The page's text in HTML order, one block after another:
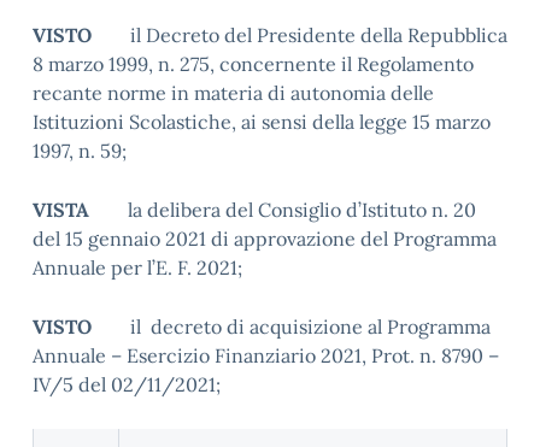
VISTO il Decreto del Presidente della Repubblica
8 marzo 1999, n. 275, concernente il Regolamento
recante norme in materia di autonomia delle
Istituzioni Scolastiche, ai sensi della legge 15 marzo
1997, n. 59;
VISTA la delibera del Consiglio d’Istituto n. 20
del 15 gennaio 2021 di approvazione del Programma
Annuale per l’E. F. 2021;
VISTO il decreto di acquisizione al Programma
Annuale – Esercizio Finanziario 2021, Prot. n. 8790 –
IV/5 del 02/11/2021;